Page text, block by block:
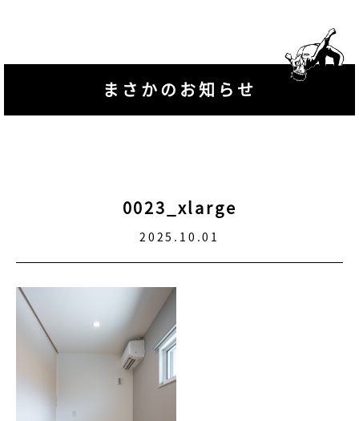
まさかのお知らせ
0023_xlarge
2025.10.01